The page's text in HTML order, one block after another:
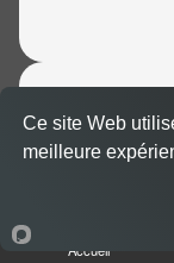
Pizza
Dès10.00 €
Base sauce
terre, ananas,
Accueil
Ce site Web
meilleure